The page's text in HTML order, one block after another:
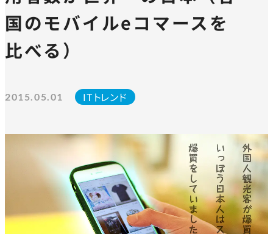
国のモバイルeコマースを
比べる）
2015.05.01 ITトレンド